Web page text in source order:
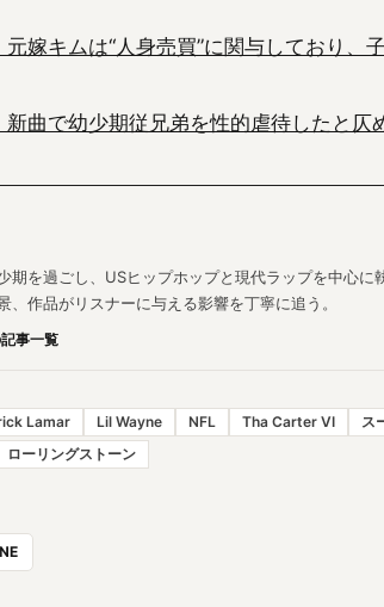
嫁キムは“人身売買”に関与しており、
新曲で幼少期従兄弟を性的虐待したと仄
期を過ごし、USヒップホップと現代ラップを中心に
、作品がリスナーに与える影響を丁寧に追う。
事一覧
Lamar Lil Wayne NFL Tha Carter VI ス
ローリングストーン